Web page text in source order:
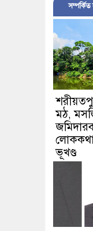
সম্পর্কিত
মঠ,
ভূখণ্ড